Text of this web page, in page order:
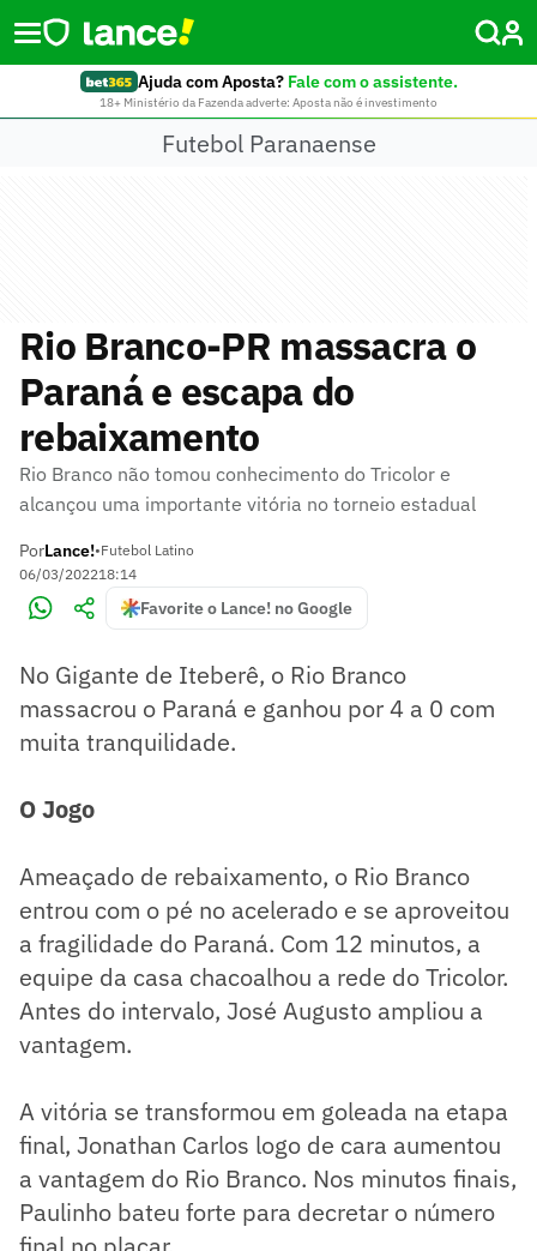
Ajuda com Aposta? Fale com o assistente.
18+ Ministério da Fazenda adverte: Aposta não é investimento
Futebol Paranaense
Rio Branco-PR massacra o
Paraná e escapa do
rebaixamento
Rio Branco não tomou conhecimento do Tricolor e
alcançou uma importante vitória no torneio estadual
PorLance!•Futebol Latino
06/03/202218:14
Favorite o Lance! no Google
No Gigante de Iteberê, o Rio Branco
massacrou o Paraná e ganhou por 4 a 0 com
muita tranquilidade.
O Jogo
Ameaçado de rebaixamento, o Rio Branco
entrou com o pé no acelerado e se aproveitou
a fragilidade do Paraná. Com 12 minutos, a
equipe da casa chacoalhou a rede do Tricolor.
Antes do intervalo, José Augusto ampliou a
vantagem.
A vitória se transformou em goleada na etapa
final, Jonathan Carlos logo de cara aumentou
a vantagem do Rio Branco. Nos minutos finais,
Paulinho bateu forte para decretar o número